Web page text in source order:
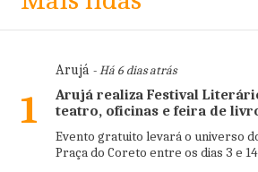
1
Arujá- Há 6 dias atrás
Arujá realiza Festival
teatro, oficinas e feira de
Evento gratuito levará o universo
Praça do Coreto entre os dias 3 e